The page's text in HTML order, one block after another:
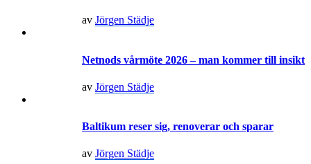
av Jörgen Städje
Netnods vårmöte 2026 – man kommer till insikt
av Jörgen Städje
Baltikum reser sig, renoverar och sparar
av Jörgen Städje